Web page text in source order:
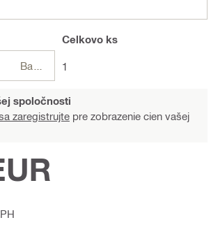
Celkovo ks
1
spoločnosti
zaregistrujte pre zobrazenie cien vašej